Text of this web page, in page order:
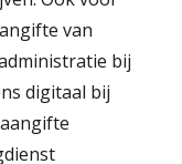
van
bij
digitaal bij